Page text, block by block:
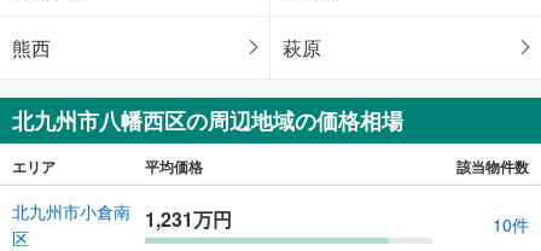
熊西 萩原
北九州市八幡西区の周辺地域の価格相場
エリア 平均価格 該当物件数
北九州市小倉南
区
1,231万円 10件